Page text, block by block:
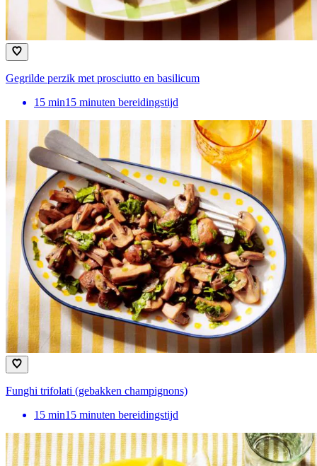
Gegrilde perzik met prosciutto en basilicum
15 min15 minuten bereidingstijd
Funghi trifolati (gebakken champignons)
15 min15 minuten bereidingstijd